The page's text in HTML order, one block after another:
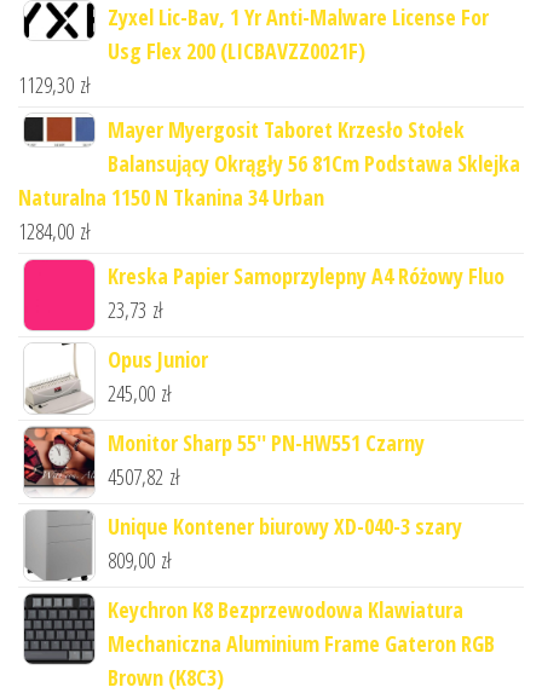
Zyxel Lic-Bav, 1 Yr Anti-Malware License For
Usg Flex 200 (LICBAVZZ0021F)
1129,30 zł
Mayer Myergosit Taboret Krzesło Stołek
Balansujący Okrągły 56 81Cm Podstawa Sklejka
Naturalna 1150 N Tkanina 34 Urban
1284,00 zł
Kreska Papier Samoprzylepny A4 Różowy Fluo
23,73 zł
Opus Junior
245,00 zł
Monitor Sharp 55'' PN-HW551 Czarny
4507,82 zł
Unique Kontener biurowy XD-040-3 szary
809,00 zł
Keychron K8 Bezprzewodowa Klawiatura
Mechaniczna Aluminium Frame Gateron RGB
Brown (K8C3)